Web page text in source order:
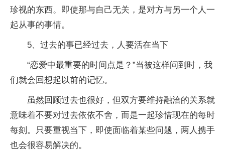
珍视的东西。即使那与自己无关，是对方与另一个人一
起从事的事情。
5、过去的事已经过去，人要活在当下
“恋爱中最重要的时间点是？”当被这样问到时，我
们就会回想起以前的记忆。
虽然回顾过去也很好，但双方要维持融洽的关系就
意味着不要对过去依依不舍，而是一起珍惜现在的每时
每刻。只要重视当下，即使面临着某些问题，两人携手
也会很容易解决的。